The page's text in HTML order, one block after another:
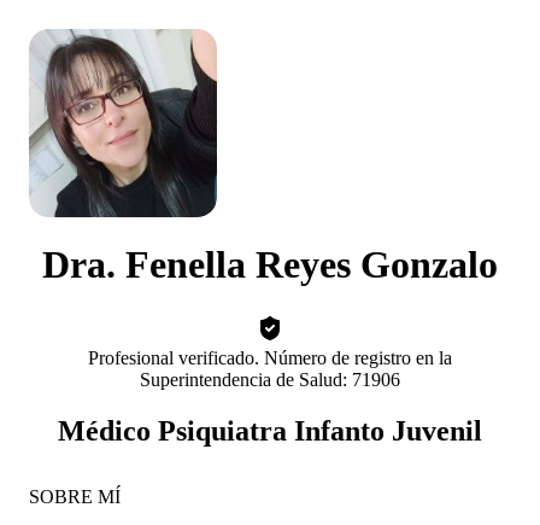
Dra. Fenella Reyes Gonzalo
Profesional verificado. Número de registro en la
Superintendencia de Salud: 71906
Médico Psiquiatra Infanto Juvenil
SOBRE MÍ